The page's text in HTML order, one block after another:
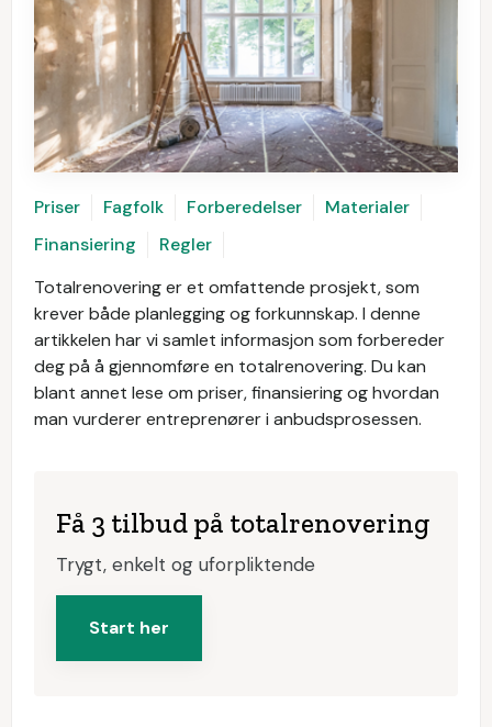
Priser Fagfolk Forberedelser
Materialer
Finansiering
Regler
Totalrenovering er et omfattende prosjekt, som
krever både planlegging og forkunnskap. I denne
artikkelen har vi samlet informasjon som forbereder
deg på å gjennomføre en totalrenovering. Du kan
blant annet lese om priser, finansiering og hvordan
man vurderer entreprenører i anbudsprosessen.
Få 3 tilbud på totalrenovering
Trygt, enkelt og uforpliktende
Start her